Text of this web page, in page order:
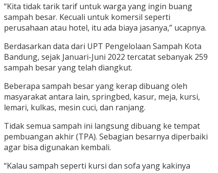
“Kita tidak tarik tarif untuk warga yang ingin buang
sampah besar. Kecuali untuk komersil seperti
perusahaan atau hotel, itu ada biaya jasanya,” ucapnya.
Berdasarkan data dari UPT Pengelolaan Sampah Kota
Bandung, sejak Januari-Juni 2022 tercatat sebanyak 259
sampah besar yang telah diangkut.
Beberapa sampah besar yang kerap dibuang oleh
masyarakat antara lain, springbed, kasur, meja, kursi,
lemari, kulkas, mesin cuci, dan ranjang.
Tidak semua sampah ini langsung dibuang ke tempat
pembuangan akhir (TPA). Sebagian besarnya diperbaiki
agar bisa digunakan kembali.
“Kalau sampah seperti kursi dan sofa yang kakinya